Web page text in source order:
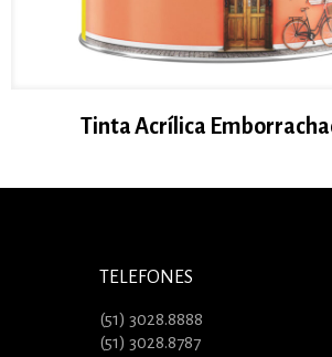
Tinta Acrílica
TELEFONES
(51) 3028.8888
(51) 3028.8787